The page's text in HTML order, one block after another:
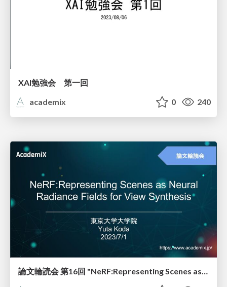
XAI勉強会 第一回
academix
0 240
論文輪読会 第16回 "NeRF:Representing Scenes as Neural"